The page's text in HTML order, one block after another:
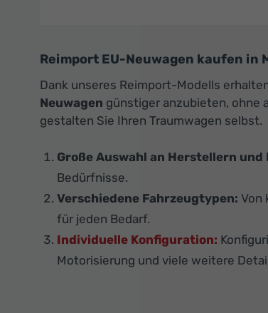
Reimport EU-Neuwagen kaufen in
Dank unseres Reimport-Modells
Neuwagen günstiger anzubieten, ohne
gestalten Sie Ihren Traumwagen selbst.
Große Auswahl an Herstellern und
Bedürfnisse.
Verschiedene Fahrzeugtypen: Von
für jeden Bedarf.
Individuelle Konfiguration:
Motorisierung und viele weitere